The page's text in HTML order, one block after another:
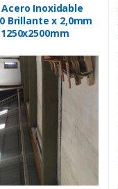
Acero Inoxidable
Brillante x 2,0mm